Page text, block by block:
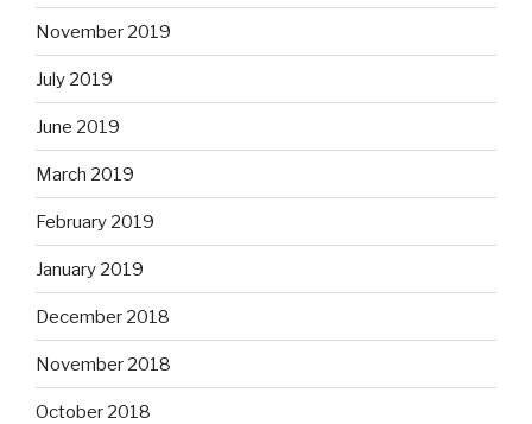
November 2019
July 2019
June 2019
March 2019
February 2019
January 2019
December 2018
November 2018
October 2018